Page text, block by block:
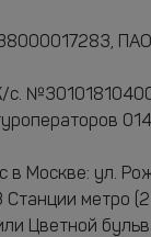
с.
в Москве: ул.
Станции метро
Цветной